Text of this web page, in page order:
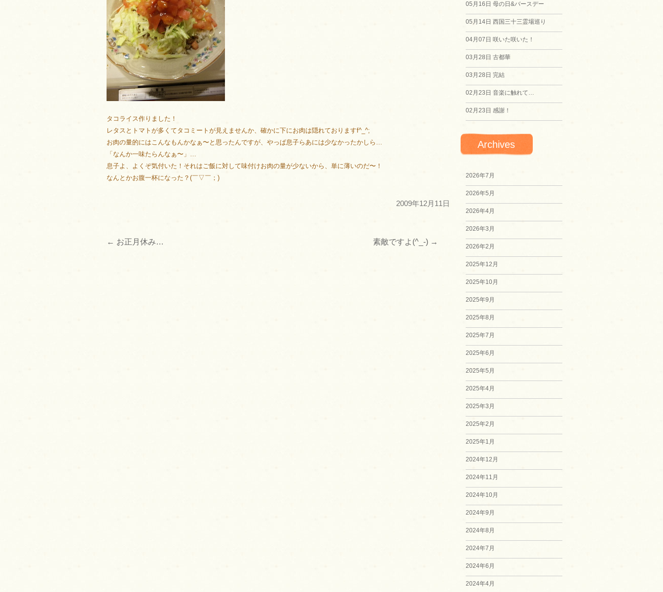
タコライス作りました！
レタスとトマトが多くてタコミートが見えませんか、確かに下にお肉は隠れておりますf^_^;
お肉の量的にはこんなもんかなぁ〜と思ったんですが、やっぱ息子らあには少なかったかしら…
「なんか一味たらんなぁ〜」…
息子よ、よくぞ気付いた！それはご飯に対して味付けお肉の量が少ないから、単に薄いのだ〜！
なんとかお腹一杯になった？(￣▽￣；)
2009年12月11日
投
← お正月休み… 素敵ですよ(^_-) →
05月16日 母の日&バースデー
05月14日 西国三十三霊場巡り
04月07日 咲いた咲いた！
03月28日 古都華
03月28日 完結
02月23日 音楽に触れて…
02月23日 感謝！
Archives
2026年7月
2026年5月
2026年4月
2026年3月
2026年2月
2025年12月
2025年10月
2025年9月
2025年8月
2025年7月
2025年6月
2025年5月
2025年4月
2025年3月
2025年2月
2025年1月
2024年12月
2024年11月
2024年10月
2024年9月
2024年8月
2024年7月
2024年6月
2024年4月